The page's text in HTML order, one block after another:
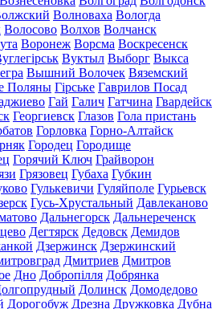
Волноваха Вологда
Волосово Волхов Волчанск
Воронеж Ворсма Воскресенск
Вуктыл Выборг Выкса
Вышний Волочек Вяземский
Поляны Гірське Гаврилов Посад
Гай Галич Гатчина Гвардейск
Георгиевск Глазов Гола пристань
Горловка Горно-Алтайск
Городец Городище
Горячий Ключ Грайворон
Грязовец Губаха Губкин
Гулькевичи Гуляйполе Гурьевск
Гусь-Хрустальный Давлеканово
Дальнегорск Дальнереченск
Дегтярск Дедовск Демидов
Дзержинск Дзержинский
Дмитриев Дмитров
Дно Добропілля Добрянка
Долинск Домодедово
Дорогобуж Дрезна Дружковка Дубна